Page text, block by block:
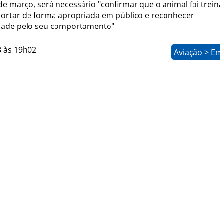
março, será necessário "confirmar que o animal foi
de forma apropriada em público e reconhecer
pelo seu comportamento"
às 19h02 Aviação >